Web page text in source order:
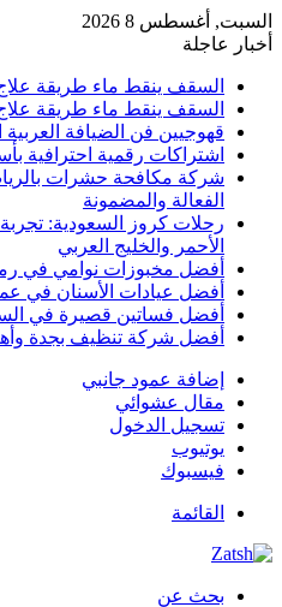
السبت, أغسطس 8 2026
أخبار عاجلة
السقف ينقط ماء طريقة
السقف ينقط ماء طريقة
قهوجيين فن الضيافة
اشتراكات رقمية احترافية
شركة مكافحة حشرات
الفعالة والمضمونة
رحلات كروز السعودية:
الأحمر والخليج العربي
أفضل مخبوزات نوامي في
أفضل عيادات الأسنان في
أفضل فساتين قصيرة في
أفضل شركة تنظيف بجدة
إضافة عمود جانبي
مقال عشوائي
تسجيل الدخول
يوتيوب
فيسبوك
القائمة
بحث عن